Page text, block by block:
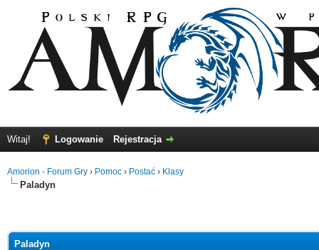
Witaj! Logowanie Rejestracja
Amorion - Forum Gry › Pomoc › Postać › Klasy
Paladyn
Paladyn